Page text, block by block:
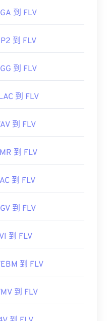
Elmedia播放器
到 FLV
到 FLV
到 FLV
到 FLV
到 FLV
到 FLV
到 FLV
到 FLV
到 FLV
到 FLV
到 FLV